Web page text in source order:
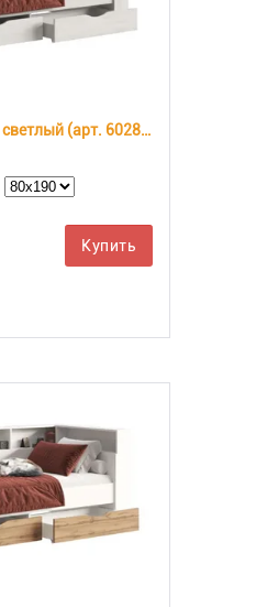
Тахта Амер, анкор светлый (арт. 602815)
Купить